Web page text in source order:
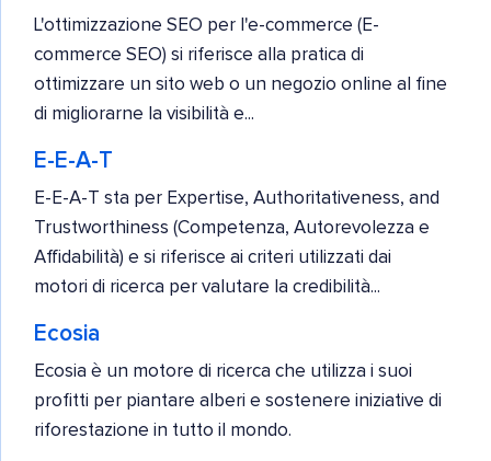
L'ottimizzazione SEO per l'e-commerce (E-
commerce SEO) si riferisce alla pratica di
ottimizzare un sito web o un negozio online al fine
di migliorarne la visibilità e...
E-E-A-T
E-E-A-T sta per Expertise, Authoritativeness, and
Trustworthiness (Competenza, Autorevolezza e
Affidabilità) e si riferisce ai criteri utilizzati dai
motori di ricerca per valutare la credibilità...
Ecosia
Ecosia è un motore di ricerca che utilizza i suoi
profitti per piantare alberi e sostenere iniziative di
riforestazione in tutto il mondo.